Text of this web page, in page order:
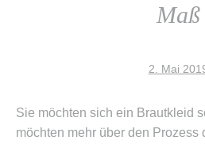
Maß
2. Mai
Sie möchten sich ein Brautkleid
möchten mehr über den Prozess